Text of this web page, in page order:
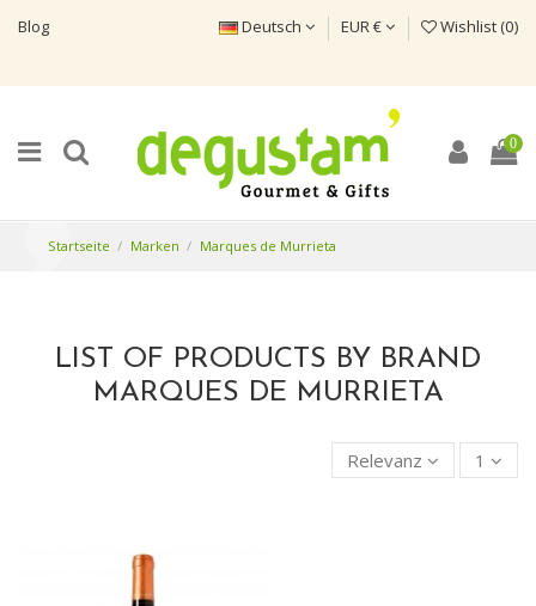
Blog Deutsch EUR € Wishlist (0)
0
Startseite Marken Marques de Murrieta
LIST OF PRODUCTS BY BRAND
MARQUES DE MURRIETA
Relevanz 1